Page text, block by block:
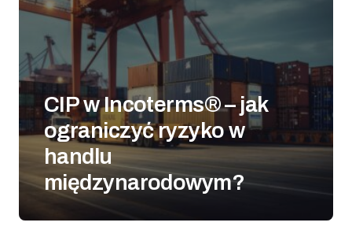
CIP w Incoterms® – jak
ograniczyć ryzyko w
handlu
międzynarodowym?